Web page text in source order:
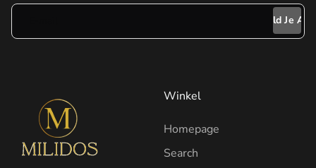
Meld Je Aan
Winkel
Homepage
Search